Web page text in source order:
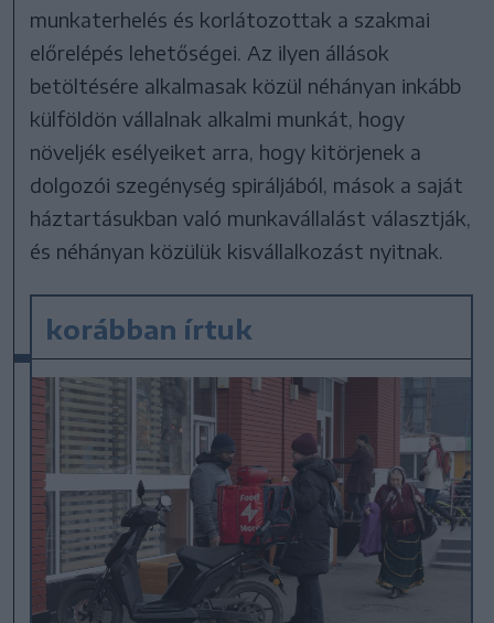
munkaterhelés és korlátozottak a szakmai
előrelépés lehetőségei. Az ilyen állások
betöltésére alkalmasak közül néhányan inkább
külföldön vállalnak alkalmi munkát, hogy
növeljék esélyeiket arra, hogy kitörjenek a
dolgozói szegénység spiráljából, mások a saját
háztartásukban való munkavállalást választják,
és néhányan közülük kisvállalkozást nyitnak.
korábban írtuk